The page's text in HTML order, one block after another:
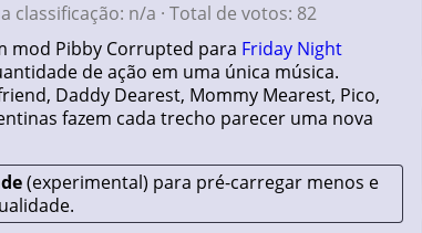
classificação: n/a · Total de votos: 82
mod Pibby Corrupted para Friday Night
de ação em uma única música.
Daddy Dearest, Mommy Mearest, Pico,
fazem cada trecho parecer uma nova
(experimental) para pré-carregar menos e